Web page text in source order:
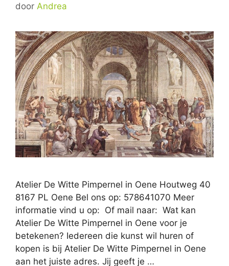
door Andrea
Atelier De Witte Pimpernel in Oene Houtweg 40
8167 PL Oene Bel ons op: 578641070 Meer
informatie vind u op: Of mail naar: Wat kan
Atelier De Witte Pimpernel in Oene voor je
betekenen? Iedereen die kunst wil huren of
kopen is bij Atelier De Witte Pimpernel in Oene
aan het juiste adres. Jij geeft je …